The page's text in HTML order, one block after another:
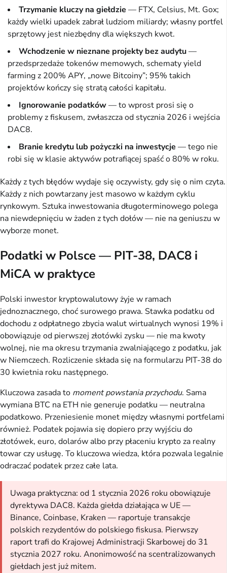
Trzymanie kluczy na giełdzie — FTX, Celsius, Mt. Gox;
każdy wielki upadek zabrał ludziom miliardy; własny portfel
sprzętowy jest niezbędny dla większych kwot.
Wchodzenie w nieznane projekty bez audytu—
przedsprzedaże tokenów memowych, schematy yield
farming z 200% APY, „nowe Bitcoiny”; 95% takich
projektów kończy się stratą całości kapitału.
Ignorowanie podatków— to wprost prosi się o
problemy z fiskusem, zwłaszcza od stycznia 2026 i wejścia
DAC8.
Branie kredytu lub pożyczki na inwestycje — tego nie
robi się w klasie aktywów potrafiącej spaść o 80% w roku.
Każdy z tych błędów wydaje się oczywisty, gdy się o nim czyta.
Każdy z nich powtarzany jest masowo w każdym cyklu
rynkowym. Sztuka inwestowania długoterminowego polega
na niewdepnięciu w żaden z tych dołów — nie na geniuszu w
wyborze monet.
Podatki w Polsce — PIT-38, DAC8 i
MiCA w praktyce
Polski inwestor kryptowalutowy żyje w ramach
jednoznacznego, choć surowego prawa. Stawka podatku od
dochodu z odpłatnego zbycia walut wirtualnych wynosi 19% i
obowiązuje od pierwszej złotówki zysku — nie ma kwoty
wolnej, nie ma okresu trzymania zwalniającego z podatku, jak
w Niemczech. Rozliczenie składa się na formularzu PIT-38 do
30 kwietnia roku następnego.
Kluczowa zasada to moment powstania przychodu. Sama
wymiana BTC na ETH nie generuje podatku — neutralna
podatkowo. Przeniesienie monet między własnymi portfelami
również. Podatek pojawia się dopiero przy wyjściu do
złotówek, euro, dolarów albo przy płaceniu krypto za realny
towar czy usługę. To kluczowa wiedza, która pozwala legalnie
odraczać podatek przez całe lata.
Uwaga praktyczna: od 1 stycznia 2026 roku obowiązuje
dyrektywa DAC8. Każda giełda działająca w UE —
Binance, Coinbase, Kraken — raportuje transakcje
polskich rezydentów do polskiego fiskusa. Pierwszy
raport trafi do Krajowej Administracji Skarbowej do 31
stycznia 2027 roku. Anonimowość na scentralizowanych
giełdach jest już mitem.